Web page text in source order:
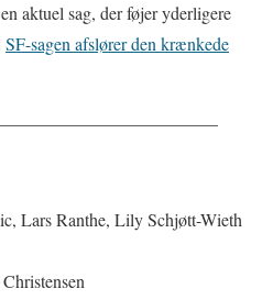
aktuel sag, der føjer yderligere
SF-sagen afslører den krænkede
Lars Ranthe, Lily Schjøtt-Wieth